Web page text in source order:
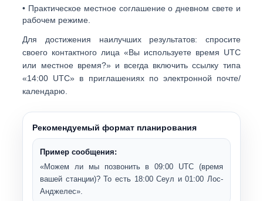
• Практическое местное соглашение о дневном свете и
рабочем режиме.
Для достижения наилучших результатов: спросите
своего контактного лица «Вы используете время UTC
или местное время?» и всегда включить ссылку типа
«14:00 UTC» в приглашениях по электронной почте/
календарю.
Рекомендуемый формат планирования
Пример сообщения:
«Можем ли мы позвонить в09:00 UTC(время
вашей станции)? То есть 18:00 Сеул и01:00 Лос-
Анджелес».